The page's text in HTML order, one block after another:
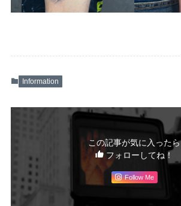
Information
この記事が気に入ったら
フォローしてね！
Follow Me